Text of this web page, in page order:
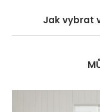
Jak vybrat